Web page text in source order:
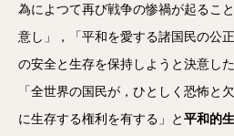
為によつて再び戦争の惨禍が起るこ
意し」，「平和を愛する諸国民の公
の安全と生存を保持しようと決意し
「全世界の国民が，ひとしく恐怖と
に生存する権利を有する」と平和的